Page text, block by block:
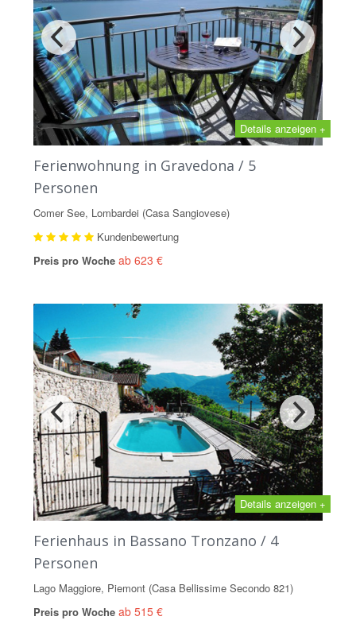
Details anzeigen +
Ferienwohnung in Gravedona / 5
Personen
Comer See, Lombardei (Casa Sangiovese)
Kundenbewertung
Preis pro Woche ab 623 €
Details anzeigen +
Ferienhaus in Bassano Tronzano / 4
Personen
Lago Maggiore, Piemont (Casa Bellissime Secondo 821)
Preis pro Woche ab 515 €